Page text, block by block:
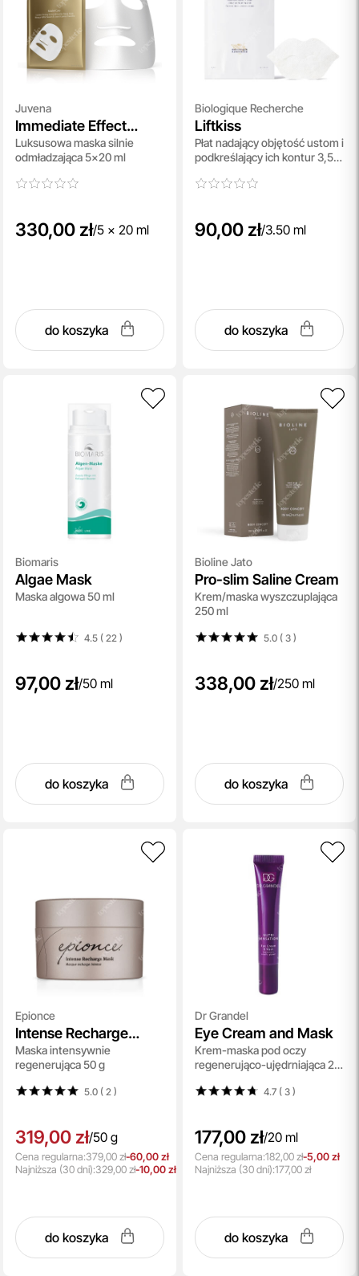
Juvena
Immediate Effect
Mask
Luksusowa maska silnie
odmładzająca 5x20 ml
330,00 zł/5 x 20 ml
do koszyka
Biologique Recherche
Liftkiss
Płat nadający objętość ustom i
podkreślający ich kontur 3,5
90,00 zł/3.50 ml
do koszyka
Biomaris
Algae Mask
Maska algowa 50 ml
4.5 ( 22 )
97,00 zł/50 ml
do koszyka
Bioline Jato
Pro-slim Saline Cream
Krem/maska wyszczuplająca
250 ml
5.0 ( 3)
338,00 zł/250 ml
do koszyka
Epionce
Intense Recharge
Mask
Maska intensywnie
regenerująca 50 g
5.0 ( 2 )
319,00 zł/50 g
Cena regularna:379,00 zł-60,00 zł
Najniższa (30 dni):329,00 zł-10,00 zł
do koszyka
Dr Grandel
Eye Cream and Mask
Krem-maska pod oczy
regenerująco-ujędrniająca 20
4.7 ( 3)
177,00 zł/20 ml
Cena regularna:182,00 zł-5,00 zł
Najniższa (30 dni):177,00 zł
do koszyka